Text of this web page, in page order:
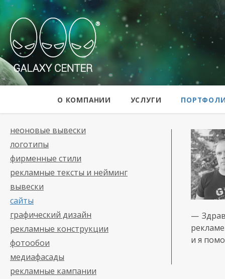
Galaxy Center
О КОМПАНИИ УСЛУГИ
неоновые вывески
логотипы
фирменные стили
рекламные тексты и нейминг
вывески
сайты
графический дизайн
рекламные конструкции
фотообои
медиафасады
рекламные кампании
—
и я